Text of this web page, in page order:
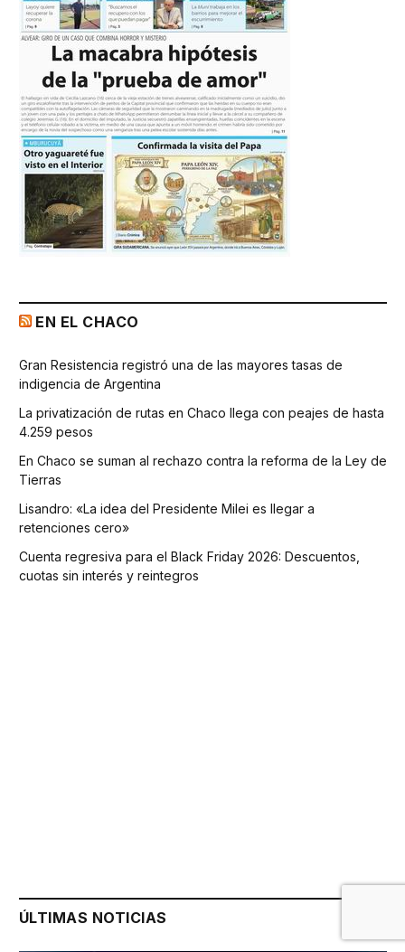
EN EL CHACO
Gran Resistencia registró una de las mayores tasas de
indigencia de Argentina
La privatización de rutas en Chaco llega con peajes de hasta
4.259 pesos
En Chaco se suman al rechazo contra la reforma de la Ley de
Tierras
Lisandro: «La idea del Presidente Milei es llegar a
retenciones cero»
Cuenta regresiva para el Black Friday 2026: Descuentos,
cuotas sin interés y reintegros
ÚLTIMAS NOTICIAS